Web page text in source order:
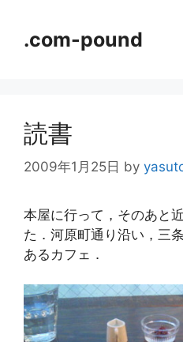
.com-pound
読書
2009年1月25日 by
本屋に行って，そのあと
た．河原町通り沿い，三
あるカフェ．